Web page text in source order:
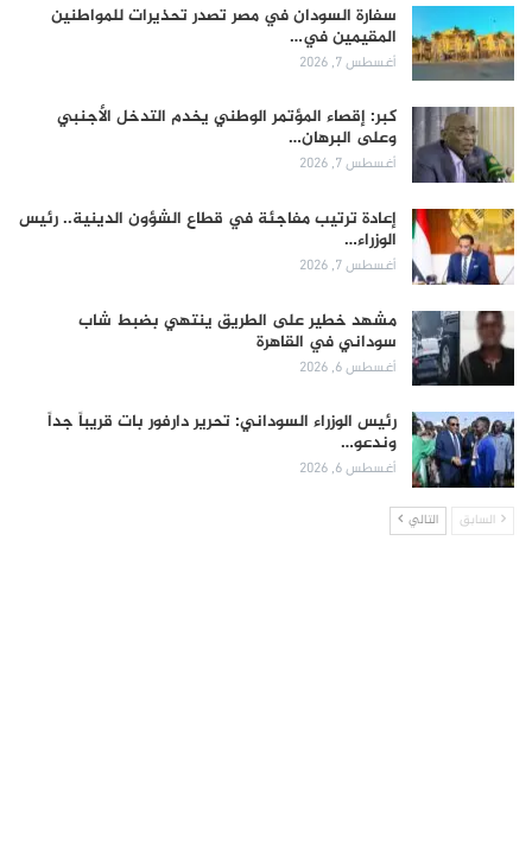
سفارة السودان في مصر تصدر تحذيرات للمواطنين
المقيمين في…
أغسطس 7, 2026
كبر: إقصاء المؤتمر الوطني يخدم التدخل الأجنبي
وعلى البرهان…
أغسطس 7, 2026
إعادة ترتيب مفاجئة في قطاع الشؤون الدينية.. رئيس
الوزراء…
أغسطس 7, 2026
مشهد خطير على الطريق ينتهي بضبط شاب
سوداني في القاهرة
أغسطس 6, 2026
رئيس الوزراء السوداني: تحرير دارفور بات قريباً جداً
وندعو…
أغسطس 6, 2026
السابق التالي